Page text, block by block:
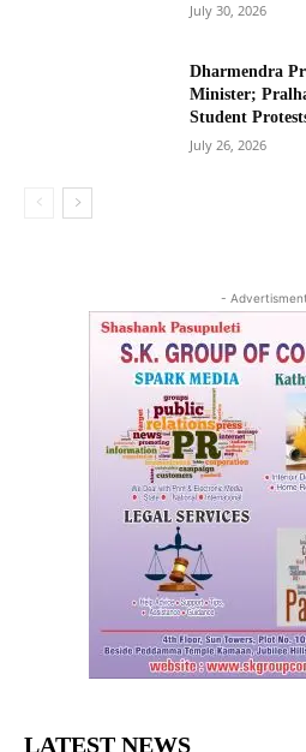
July 30, 2026
Dharmendra
Minister;
Student
July 26, 2026
-
LATEST NEWS